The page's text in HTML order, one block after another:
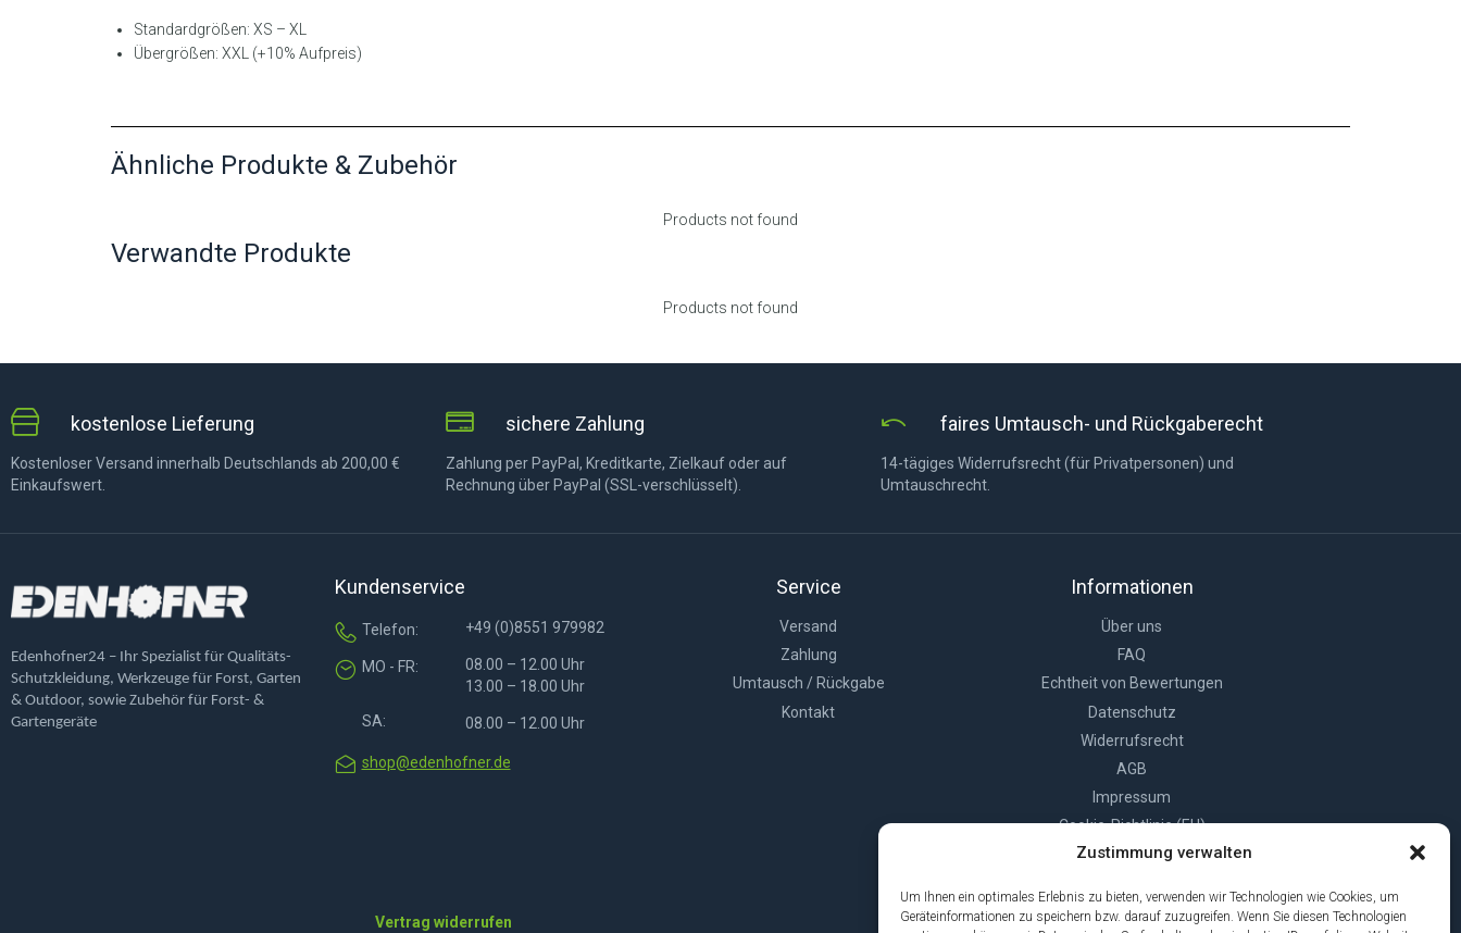
Zustimmung verwalten
Um Ihnen ein optimales Erlebnis zu bieten, verwenden wir Technologien wie Cookies, um
Geräteinformationen zu speichern bzw. darauf zuzugreifen. Wenn Sie diesen Technologien
Standardgrößen: XS – XL
Übergrößen: XXL (+10% Aufpreis)
Ähnliche Produkte & Zubehör
Products not found
Verwandte Produkte
Products not found
kostenlose Lieferung
Kostenloser Versand innerhalb Deutschlands ab 200,00 €
Einkaufswert.
sichere Zahlung
Zahlung per PayPal, Kreditkarte, Zielkauf oder auf
Rechnung über PayPal (SSL-verschlüsselt).
faires Umtausch- und Rückgaberecht
14-tägiges Widerrufsrecht (für Privatpersonen) und
Umtauschrecht.
Edenhofner24 – Ihr Spezialist für Qualitäts-
Schutzkleidung, Werkzeuge für Forst, Garten
& Outdoor, sowie Zubehör für Forst- &
Gartengeräte
Kundenservice
Telefon: +49 (0)8551 979982
MO - FR:
SA:
08.00 – 12.00 Uhr
13.00 – 18.00 Uhr
08.00 – 12.00 Uhr
shop@edenhofner.de
Service
Versand
Zahlung
Umtausch / Rückgabe
Kontakt
Informationen
Über uns
FAQ
Echtheit von Bewertungen
Datenschutz
Widerrufsrecht
AGB
Impressum
Cookie-Richtlinie (EU)
Vertrag widerrufen